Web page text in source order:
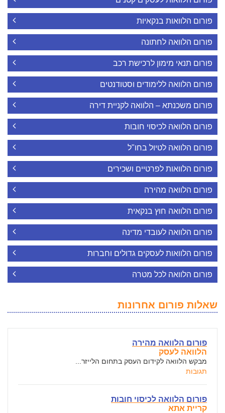
פורום הלוואות בנקאיות
פורום הלוואה לחתונה
פורום תנאי מימון לרכישת רכב
פורום הלוואה ללימודים וסטודנטים
פורום משכנתא – הלוואה לקניית דירה
פורום הלוואה לכיסוי חובות
פורום הלוואה לטיול בחו"ל
פורום הלוואות לפרטיים ושכירים
פורום הלוואה מהירה
פורום הלוואה חוץ בנקאית
פורום הלוואה לעובדי מדינה
פורום הלוואות לעסקים גדולים וחברות
פורום הלוואה לכל מטרה
שאלות פורום אחרונות
פורום הלוואה מהירה
הלוואה לעסק
מבקש הלוואה לקידום העסק בתחום הלייזר...
תגובות
פורום הלוואה לכיסוי חובות
קריית אתא